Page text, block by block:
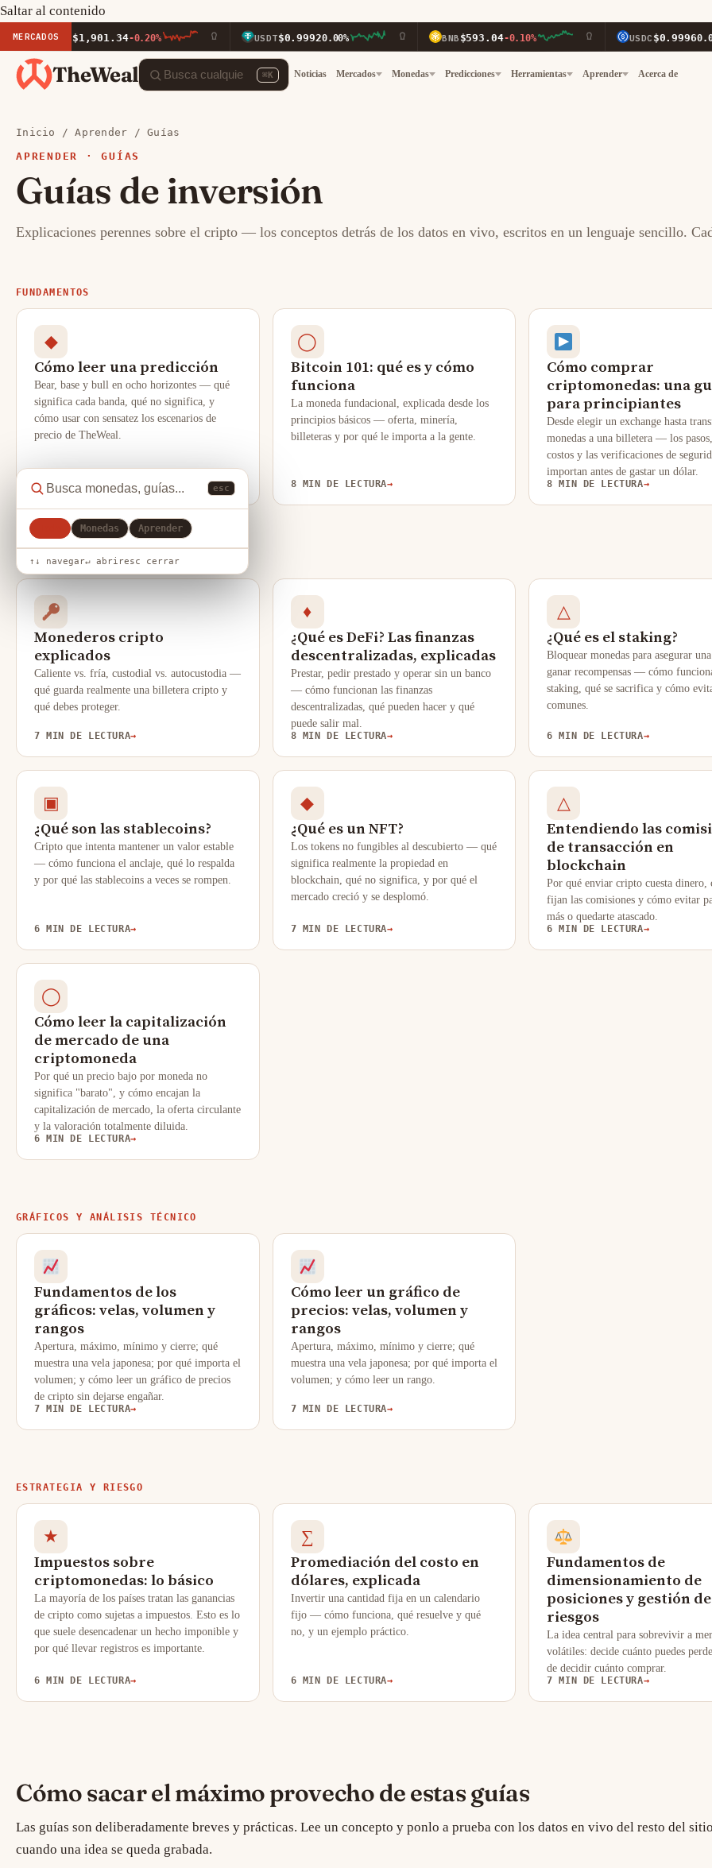
Saltar al contenido
MERCADOS
ETH$1,901.34-0.20% $0.99920.00% BNB $593.04-0.10% $0.99960.00%
TheWeal ⌘K Noticias Mercados Monedas Predicciones Herramientas Aprender Acerca de
esc
Monedas Aprender
↑↓ navegar↵ abriresc cerrar
Inicio /Aprender / Guías
APRENDER · GUÍAS
Guías de inversión
Explicaciones perennes sobre el cripto — los conceptos detrás de los datos en vivo, escritos en un lenguaje sencillo.
FUNDAMENTOS
◆
Cómo leer una predicción
Bear, base y bull en ocho horizontes — qué
significa cada banda, qué no significa, y
cómo usar con sensatez los escenarios de
precio de TheWeal.
5 MIN DE LECTURA→
◯
Bitcoin 101: qué es y cómo
funciona
La moneda fundacional, explicada desde los
principios básicos — oferta, minería,
billeteras y por qué le importa a la gente.
8 MIN DE LECTURA→
Cómo comprar
criptomonedas: una
para principiantes
Desde elegir un exchange hasta
monedas a una billetera — los
costos y las verificaciones de
importan antes de gastar un dólar.
8 MIN DE LECTURA→
CRIPTO
Monederos cripto
explicados
Caliente vs. fría, custodial vs. autocustodia —
qué guarda realmente una billetera cripto y
qué debes proteger.
7 MIN DE LECTURA→
♦
¿Qué es DeFi? Las finanzas
descentralizadas, explicadas
Prestar, pedir prestado y operar sin un banco
— cómo funcionan las finanzas
descentralizadas, qué pueden hacer y qué
puede salir mal.
8 MIN DE LECTURA→
△
¿Qué es el staking?
Bloquear monedas para asegurar
ganar recompensas — cómo
staking, qué se sacrifica y cómo
comunes.
6 MIN DE LECTURA→
▣
¿Qué son las stablecoins?
Cripto que intenta mantener un valor estable
— cómo funciona el anclaje, qué lo respalda
y por qué las stablecoins a veces se rompen.
6 MIN DE LECTURA→
◆
¿Qué es un NFT?
Los tokens no fungibles al descubierto — qué
significa realmente la propiedad en
blockchain, qué no significa, y por qué el
mercado creció y se desplomó.
7 MIN DE LECTURA→
△
Entendiendo las
de transacción en
blockchain
Por qué enviar cripto cuesta dinero,
fijan las comisiones y cómo evitar
más o quedarte atascado.
6 MIN DE LECTURA→
◯
Cómo leer la capitalización
de mercado de una
criptomoneda
Por qué un precio bajo por moneda no
significa "barato", y cómo encajan la
capitalización de mercado, la oferta circulante
y la valoración totalmente diluida.
6 MIN DE LECTURA→
GRÁFICOS Y ANÁLISIS TÉCNICO
Fundamentos de los
gráficos: velas, volumen y
rangos
Apertura, máximo, mínimo y cierre; qué
muestra una vela japonesa; por qué importa el
volumen; y cómo leer un gráfico de precios
de cripto sin dejarse engañar.
7 MIN DE LECTURA→
Cómo leer un gráfico de
precios: velas, volumen y
rangos
Apertura, máximo, mínimo y cierre; qué
muestra una vela japonesa; por qué importa el
volumen; y cómo leer un rango.
7 MIN DE LECTURA→
ESTRATEGIA Y RIESGO
★
Impuestos sobre
criptomonedas: lo básico
La mayoría de los países tratan las ganancias
de cripto como sujetas a impuestos. Esto es lo
que suele desencadenar un hecho imponible y
por qué llevar registros es importante.
6 MIN DE LECTURA→
∑
Promediación del costo en
dólares, explicada
Invertir una cantidad fija en un calendario
fijo — cómo funciona, qué resuelve y qué
no, y un ejemplo práctico.
6 MIN DE LECTURA→
Fundamentos de
dimensionamiento de
posiciones y gestión de
riesgos
La idea central para sobrevivir a
volátiles: decide cuánto puedes
de decidir cuánto comprar.
7 MIN DE LECTURA→
Cómo sacar el máximo provecho de estas guías
Las guías son deliberadamente breves y prácticas. Lee un concepto y ponlo a prueba con los datos en vivo del resto del
cuando una idea se queda grabada.